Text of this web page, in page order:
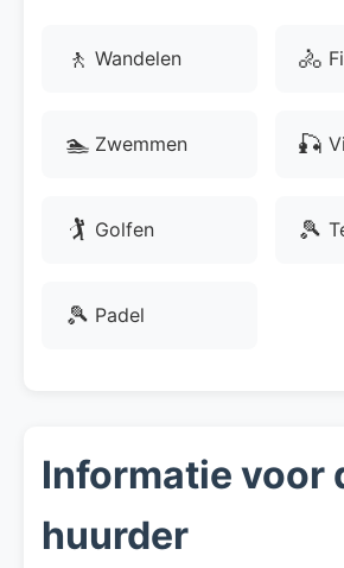
🚶 Wandelen 🚴
🏊 Zwemmen 🎣
🏌 Golfen 🎾
🎾 Padel
Informatie voor
huurder